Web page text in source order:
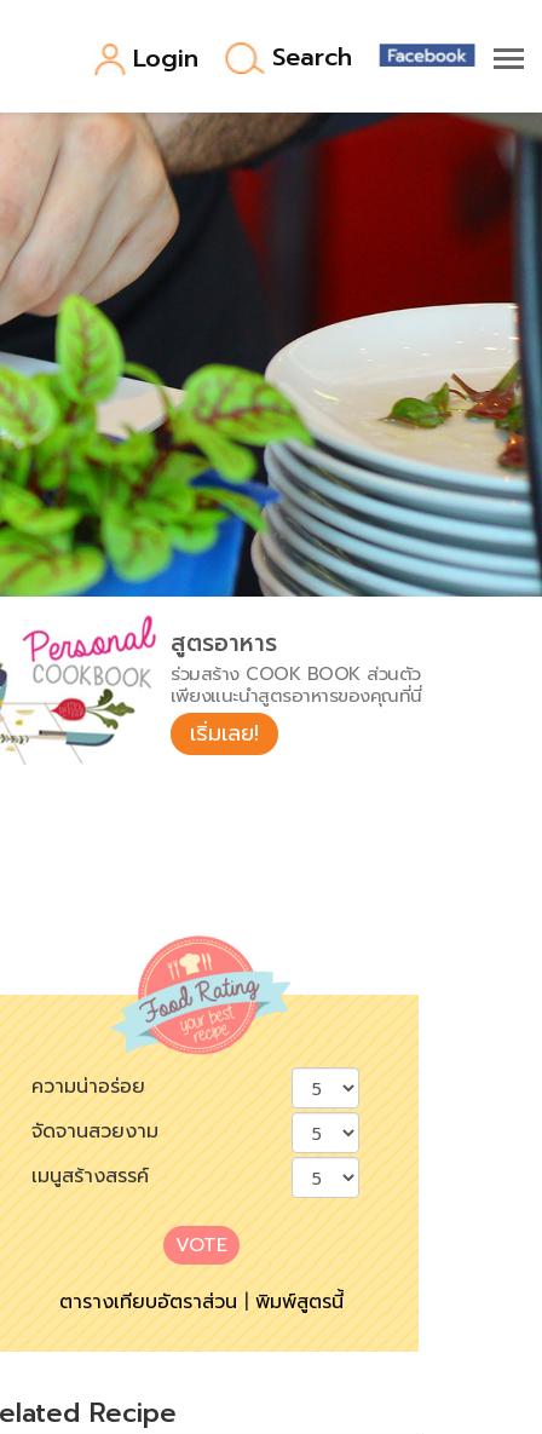
Login Search
สูตรอาหาร
ร่วมสร้าง COOK BOOK ส่วนตัว
เพียงแนะนำสูตรอาหารของคุณที่นี่
เริ่มเลย!
ความน่าอร่อย
จัดจานสวยงาม
เมนูสร้างสรรค์
VOTE
ตารางเทียบอัตราส่วน|พิมพ์สูตรนี้
Recipe